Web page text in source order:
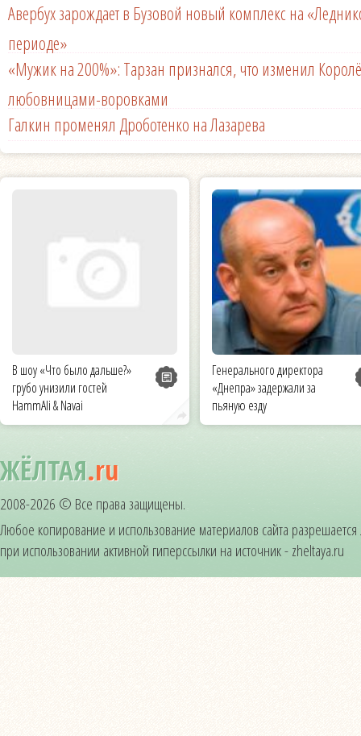
Авербух зарождает в Бузовой новый комплекс на
периоде»
«Мужик на 200%»: Тарзан признался, что изменил
любовницами-воровками
Галкин променял Дроботенко на Лазарева
В шоу «Что было дальше?»
грубо унизили гостей
HammAli & Navai
Генерального директора
«Днепра» задержали за
пьяную езду
ЖЁЛТАЯ.ru
2008-2026 © Все права защищены.
Любое копирование и использование материалов сайта
при использовании активной гиперссылки на источник - zheltaya.ru